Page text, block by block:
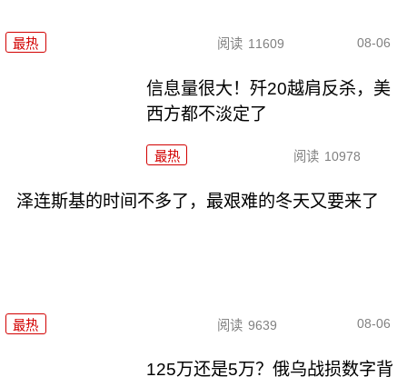
最热 阅读 11609 08-06
信息量很大！歼20越肩反杀，美
西方都不淡定了
最热 阅读 10978
泽连斯基的时间不多了，最艰难的冬天又要来了
最热 阅读 9639 08-06
125万还是5万？俄乌战损数字背